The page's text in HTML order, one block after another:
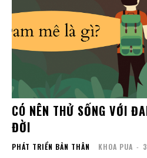
CÓ NÊN THỬ SỐNG VỚI
ĐỜI
PHÁT TRIỂN BẢN THÂN KHOA PUA -